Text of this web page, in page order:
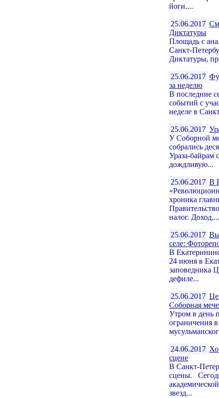
йоги....
25.06.2017
Диктатуры
Площадь с
Санкт-
Диктатуры,
25.06.2017
за неделю
В последние
событий с
неделе в
25.06.2017
У Соборной
собрались
Ураза-байрам
дождливую...
25.06.2017 В
хроника
налог. Доход,...
25.06.2017
селе:
В
24 июня в
заповедника
дефиле...
25.06.2017
Соборная
Утром в день
ограничения
24.06.2017
сцене
В Санкт-
сцены.
звезд...